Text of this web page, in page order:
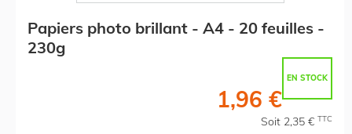
Papiers photo brillant - A4 - 20 feuilles -
230g
EN STOCK
1,96 €
Soit 2,35 € TTC